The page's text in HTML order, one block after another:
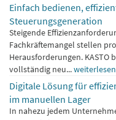
Einfach bedienen,
Steuerungsgeneration
Steigende
Fachkräftemangel stellen
Herausforderungen. KASTO
vollständig neu...weiterlesen
Digitale Lösung für
im manuellen Lager
In nahezu jedem